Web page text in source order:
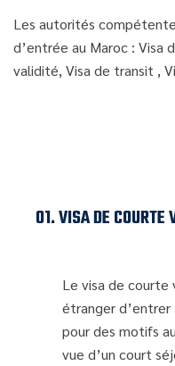
Les autorités
d’entrée au Maroc : Visa
validité, Visa de transit ,
01. VISA DE COURTE
Le visa de courte
étranger
pour des motifs
vue d’un court